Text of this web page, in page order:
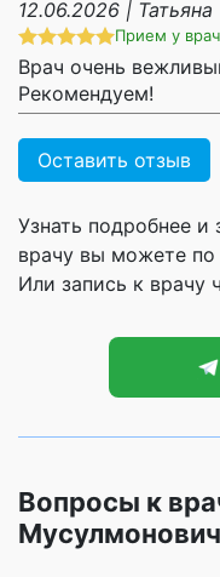
12.06.2026 | Татьяна
Прием у
Врач очень
Рекомендуем!
Оставить отзыв
Узнать подробнее и
врачу вы можете
Или запись к врачу
Вопросы к
Мусулмонович